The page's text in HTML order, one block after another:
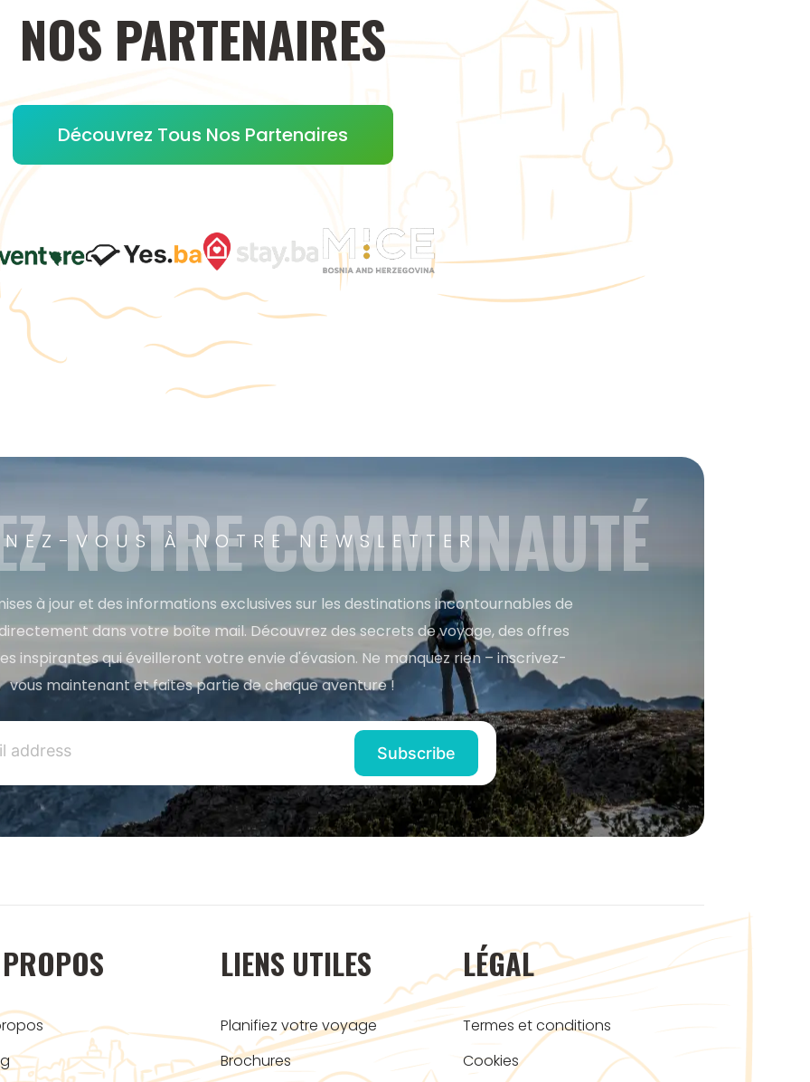
NOS PARTENAIRES
Découvrez Tous Nos Partenaires
VOUS À NOTRE NEWSLETTER
NOTRE COMMUNAUTÉ
à jour et des informations exclusives sur les destinations incontournables de
dans votre boîte mail. Découvrez des secrets de voyage, des offres
inspirantes qui éveilleront votre envie d'évasion. Ne manquez rien – inscrivez-
vous maintenant et faites partie de chaque aventure !
LIENS UTILES
Planifiez votre voyage
Brochures
LÉGAL
Termes et conditions
Cookies